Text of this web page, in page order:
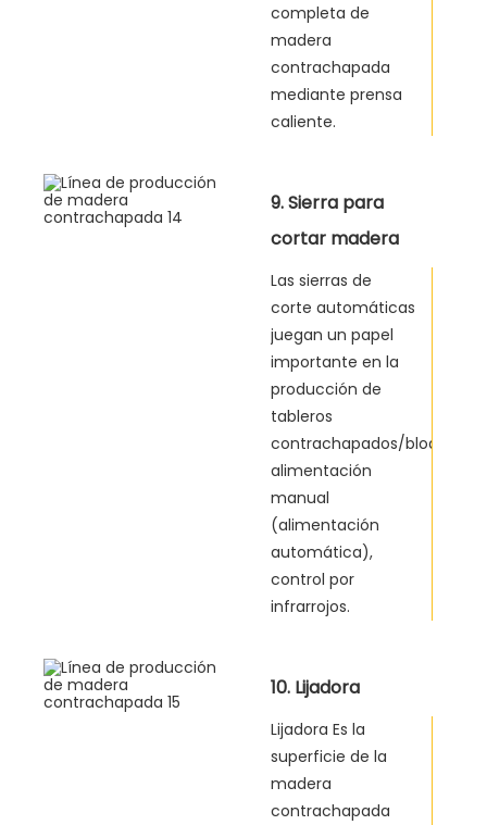
completa de
madera
contrachapada
mediante prensa
caliente.
9. Sierra para
cortar madera
contrachapada
Las sierras de
corte automáticas
juegan un papel
importante en la
producción de
tableros
contrachapados/bloques,
alimentación
manual
(alimentación
automática),
control por
infrarrojos.
10. Lijadora
Lijadora Es la
superficie de la
madera
contrachapada